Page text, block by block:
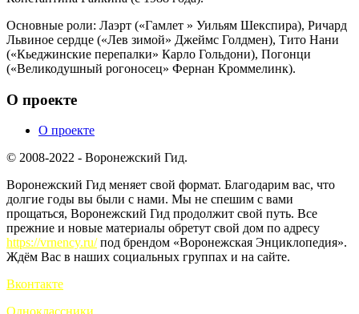
Основные роли: Лаэрт («Гамлет » Уильям Шекспира), Ричард
Львиное сердце («Лев зимой» Джеймс Голдмен), Тито Нани
(«Кьеджинские перепалки» Карло Гольдони), Погонци
(«Великодушный рогоносец» Фернан Кроммелинк).
О проекте
О проекте
© 2008-2022 - Воронежский Гид.
Воронежский Гид меняет свой формат. Благодарим вас, что
долгие годы вы были с нами. Мы не спешим с вами
прощаться, Воронежский Гид продолжит свой путь. Все
прежние и новые материалы обретут свой дом по адресу
https://vrnency.ru/под брендом «Воронежская Энциклопедия».
Ждём Вас в наших социальных группах и на сайте.
Вконтакте